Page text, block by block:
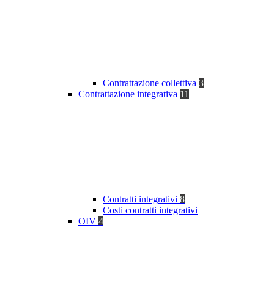
Contrattazione collettiva 3
Contrattazione integrativa 11
Contratti integrativi 8
Costi contratti integrativi
OIV 4